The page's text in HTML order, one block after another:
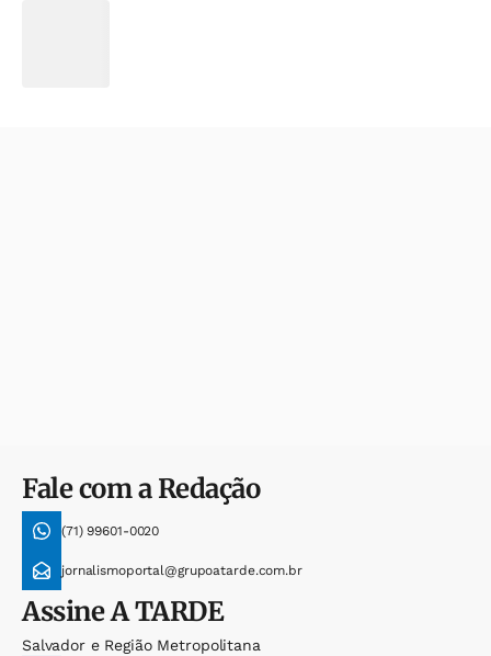
Fale com a Redação
(71) 99601-0020
jornalismoportal@grupoatarde.com.br
AssineA TARDE
Salvador e Região Metropolitana